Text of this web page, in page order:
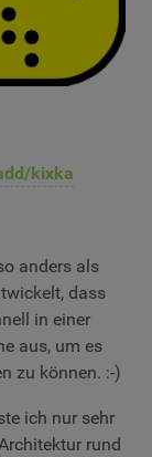
kixka
anders als
dass
in einer
aus, um es
zu können. :-)
ich nur sehr
rund